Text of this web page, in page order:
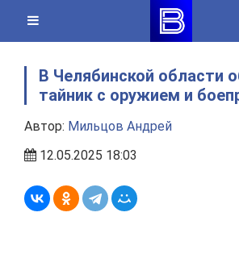
content
В Челябинской области
тайник с оружием и
Автор: Мильцов Андрей
12.05.2025 18:03